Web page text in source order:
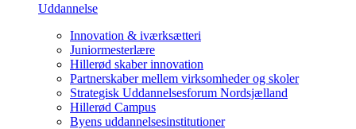
Uddannelse
Innovation & iværksætteri
Juniormesterlære
Hillerød skaber innovation
Partnerskaber mellem virksomheder og skoler
Strategisk Uddannelsesforum Nordsjælland
Hillerød Campus
Byens uddannelsesinstitutioner